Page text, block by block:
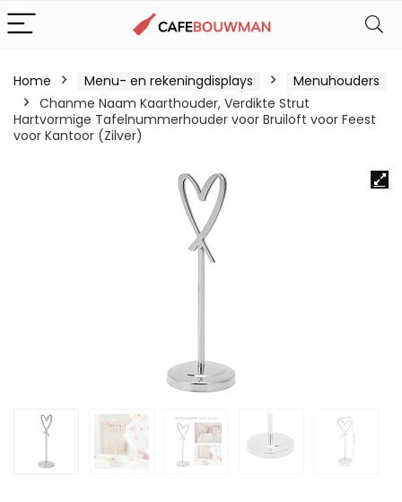
Home Menu- en rekeningdisplays
Menuhouders
Chanme Naam Kaarthouder, Verdikte Strut
Hartvormige Tafelnummerhouder voor Bruiloft voor Feest
voor Kantoor (Zilver)